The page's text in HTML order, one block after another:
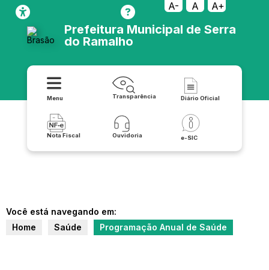
A- A A+
Prefeitura Municipal de Serra
do Ramalho
Menu Transparência Diário Oficial
Nota Fiscal Ouvidoria e-SIC
Você está navegando em:
Home
Saúde Programação Anual de Saúde